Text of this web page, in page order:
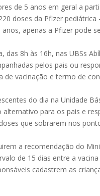
de 5 anos em geral a
doses da Pfizer
apenas a Pfizer pode
8h às 16h, nas UBSs
pelos pais ou
vacinação e termo de
do dia na Unidade
para os pais e
que sobrarem nos
a recomendação do
de 15 dias entre a
cadastrem as